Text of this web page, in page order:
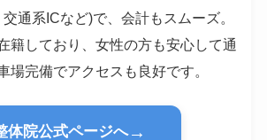
通系ICなど)で、会計もスムーズ。
籍しており、女性の方も安心して通
場完備でアクセスも良好です。
体院公式ページへ→